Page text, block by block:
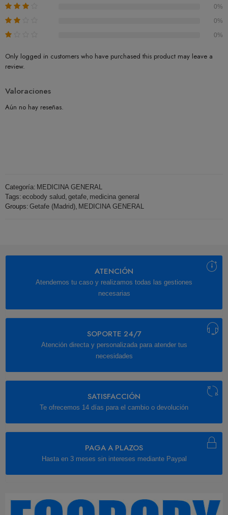
0%
0%
0%
Only logged in customers who have purchased this product may leave a
review.
Valoraciones
Aún no hay reseñas.
Categoría: MEDICINA GENERAL
Tags: ecobody salud getafe medicina general
Groups: Getafe (Madrid) MEDICINA GENERAL
ATENCIÓN
Atendemos tu caso y realizamos todas las gestiones
necesarias
SOPORTE 24/7
Atención directa y personalizada para atender tus
necesidades
SATISFACCIÓN
Te ofrecemos 14 días para el cambio o devolución
PAGA A PLAZOS
Hasta en 3 meses sin intereses mediante Paypal